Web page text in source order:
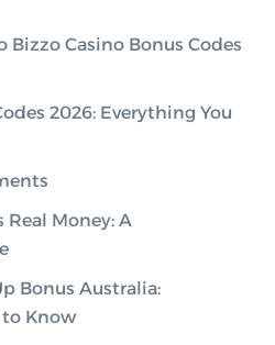
Casino Bonus Codes
2026: Everything You
Real Money: A
Bonus Australia:
to Know